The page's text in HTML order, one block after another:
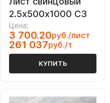
2.5х500х1000 С3
Цена:
3 700.20руб./лист
261 037руб./т
КУПИТЬ